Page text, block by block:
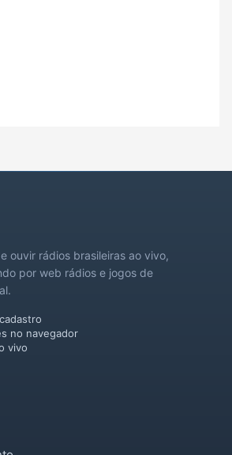
ouvir rádios brasileiras ao vivo,
por web rádios e jogos de
no navegador
vivo